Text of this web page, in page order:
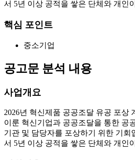
서 5년 이상 공적을 쌓은 단체와 개인
핵심 포인트
중소기업
공고문 분석 내용
사업개요
2026년 혁신제품 공공조달 유공 포상
이룬 혁신기업과 공공조달을 통한 공
기관 및 담당자를 포상하기 위한 기회
서 5년 이상 공적을 쌓은 단체와 개인